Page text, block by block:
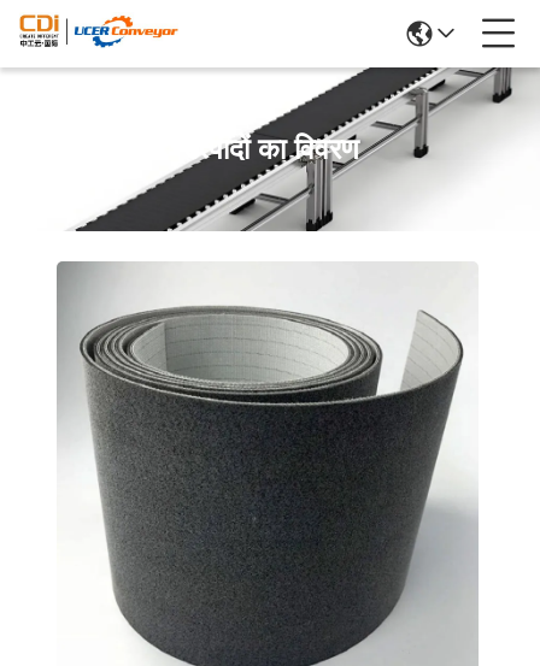
उत्पादों का विवरण